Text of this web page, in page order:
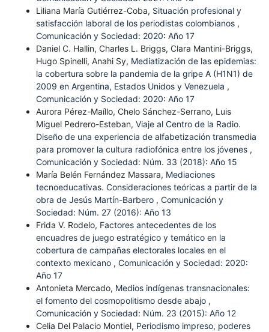
Liliana María Gutiérrez-Coba, Situación profesional y
satisfacción laboral de los periodistas colombianos ,
Comunicación y Sociedad: 2020: Año 17
Daniel C. Hallin, Charles L. Briggs, Clara Mantini-Briggs,
Hugo Spinelli, Anahi Sy, Mediatización de las epidemias:
la cobertura sobre la pandemia de la gripe A (H1N1) de
2009 en Argentina, Estados Unidos y Venezuela ,
Comunicación y Sociedad: 2020: Año 17
Aurora Pérez-Maíllo, Chelo Sánchez-Serrano, Luis
Miguel Pedrero-Esteban, Viaje al Centro de la Radio.
Diseño de una experiencia de alfabetización transmedia
para promover la cultura radiofónica entre los jóvenes ,
Comunicación y Sociedad: Núm. 33 (2018): Año 15
María Belén Fernández Massara, Mediaciones
tecnoeducativas. Consideraciones teóricas a partir de la
obra de Jesús Martín-Barbero , Comunicación y
Sociedad: Núm. 27 (2016): Año 13
Frida V. Rodelo, Factores antecedentes de los
encuadres de juego estratégico y temático en la
cobertura de campañas electorales locales en el
contexto mexicano , Comunicación y Sociedad: 2020:
Año 17
Antonieta Mercado, Medios indígenas transnacionales:
el fomento del cosmopolitismo desde abajo ,
Comunicación y Sociedad: Núm. 23 (2015): Año 12
Celia Del Palacio Montiel, Periodismo impreso, poderes